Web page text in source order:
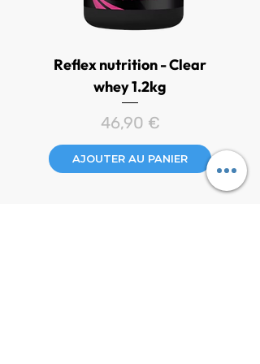
Reflex nutrition - Clear
whey 1.2kg
Prix
46,90 €
AJOUTER AU PANIER